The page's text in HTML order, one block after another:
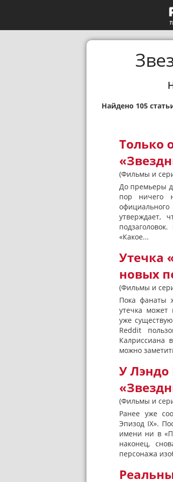
Найдено 105
Только
(Фильмы и
До премьеры
пор ничего
утверждает,
«Какое...
Утечка
новых
(Фильмы и
Пока фанаты
утечка может
уже
Reddit
Калриссиана
можно
У Лэндо
(Фильмы и
Ранее уже
Эпизод IX».
имени ни в
наконец,
персонажа